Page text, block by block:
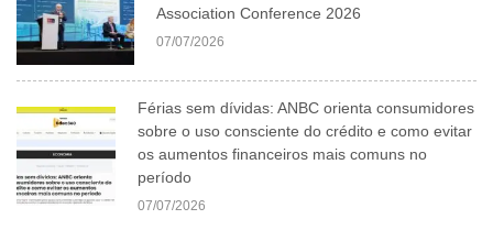
Association Conference 2026
07/07/2026
Férias sem dívidas: ANBC orienta consumidores
sobre o uso consciente do crédito e como evitar
os aumentos financeiros mais comuns no
período
07/07/2026